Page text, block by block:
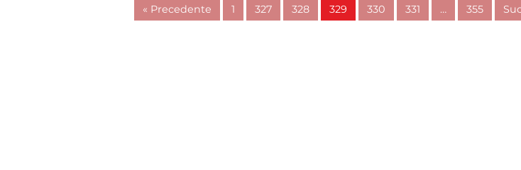
« Precedente 1 327 328 329 330 331 … 355